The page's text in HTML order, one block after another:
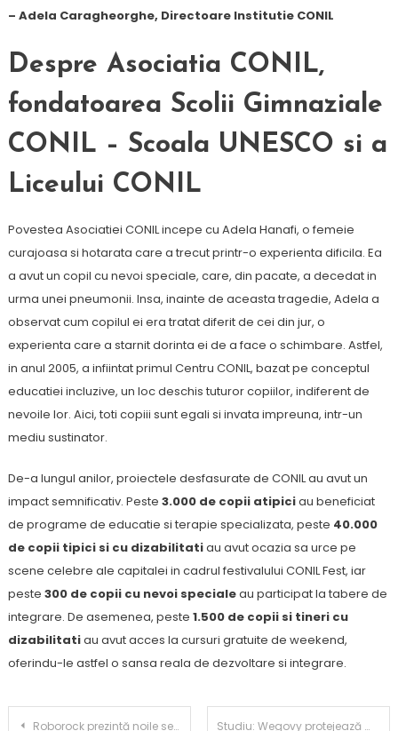
– Adela Caragheorghe, Directoare Institutie CONIL
Despre Asociatia CONIL,
fondatoarea Scolii Gimnaziale
CONIL – Scoala UNESCO si a
Liceului CONIL
Povestea Asociatiei CONIL incepe cu Adela Hanafi, o femeie
curajoasa si hotarata care a trecut printr-o experienta dificila. Ea
a avut un copil cu nevoi speciale, care, din pacate, a decedat in
urma unei pneumonii. Insa, inainte de aceasta tragedie, Adela a
observat cum copilul ei era tratat diferit de cei din jur, o
experienta care a starnit dorinta ei de a face o schimbare. Astfel,
in anul 2005, a infiintat primul Centru CONIL, bazat pe conceptul
educatiei incluzive, un loc deschis tuturor copiilor, indiferent de
nevoile lor. Aici, toti copiii sunt egali si invata impreuna, intr-un
mediu sustinator.
De-a lungul anilor, proiectele desfasurate de CONIL au avut un
impact semnificativ. Peste 3.000 de copii atipiciau beneficiat
de programe de educatie si terapie specializata, peste 40.000
de copii tipici si cu dizabilitatiau avut ocazia sa urce pe
scene celebre ale capitalei in cadrul festivalului CONIL Fest, iar
peste 300 de copii cu nevoi specialeau participat la tabere de
integrare. De asemenea, peste 1.500 de copii si tineri cu
dizabilitatiau avut acces la cursuri gratuite de weekend,
oferindu-le astfel o sansa reala de dezvoltare si integrare.
Post
Roborock prezintă noile serii Saros 20 și F25, marcând un nou pas în automatizarea curățeniei Studiu: Wegovy protejează masa musculară mai eficient decât Mounjaro